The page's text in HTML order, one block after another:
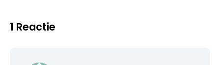
1 Reactie